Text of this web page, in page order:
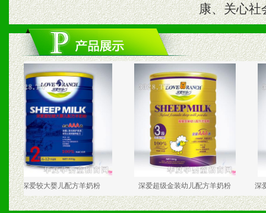
康、关心社
大婴儿配方羊奶粉 深爱超级金装幼儿配方羊奶粉 深爱超级金装